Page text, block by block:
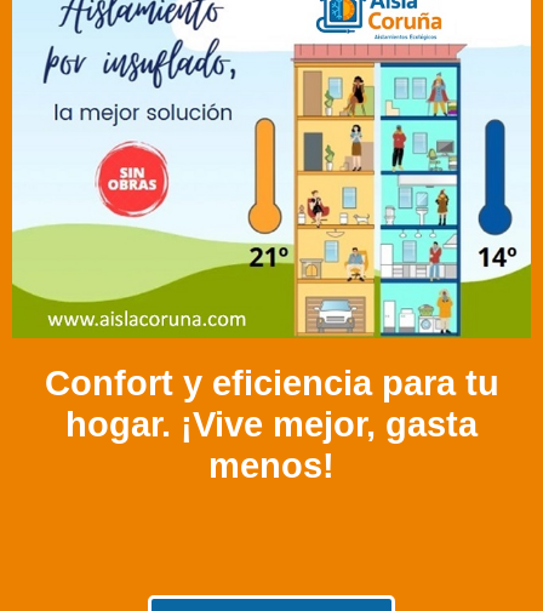
Confort y eficiencia para tu
hogar. ¡Vive mejor, gasta
menos!